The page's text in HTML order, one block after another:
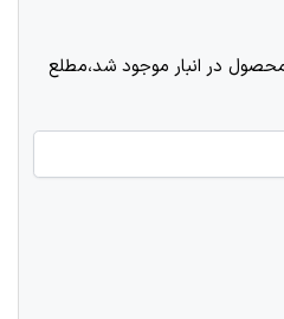
در انبار موجود شد،مطلع